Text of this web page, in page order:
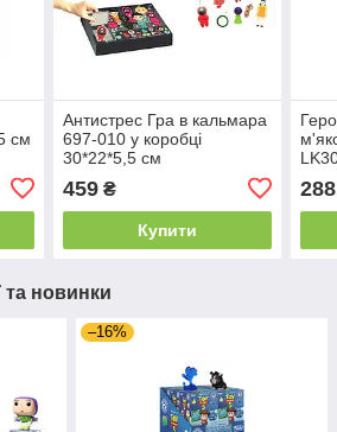
см
Антистрес Гра в кальмара
697-010 у коробці
30*22*5,5 см
459₴
Купити
288
та новинки
–16%